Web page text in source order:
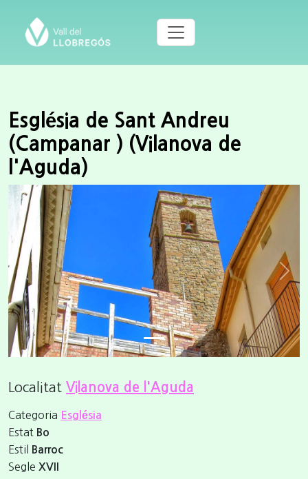
Església de Sant Andreu
(Campanar ) (Vilanova de
l'Aguda)
Previous Next
Localitat Vilanova de l'Aguda
Categoria Església
Estat Bo
Estil Barroc
Segle XVII